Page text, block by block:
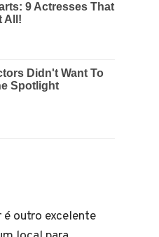
outro excelente